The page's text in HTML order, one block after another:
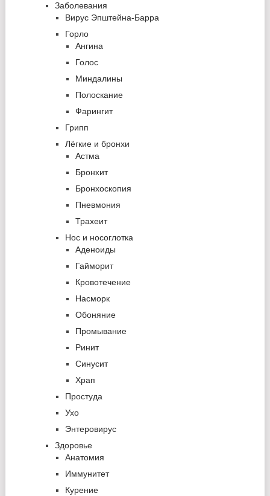
Заболевания
Вирус Эпштейна-Барра
Горло
Ангина
Голос
Миндалины
Полоскание
Фарингит
Грипп
Лёгкие и бронхи
Астма
Бронхит
Бронхоскопия
Пневмония
Трахеит
Нос и носоглотка
Аденоиды
Гайморит
Кровотечение
Насморк
Обоняние
Промывание
Ринит
Синусит
Храп
Простуда
Ухо
Энтеровирус
Здоровье
Анатомия
Иммунитет
Курение